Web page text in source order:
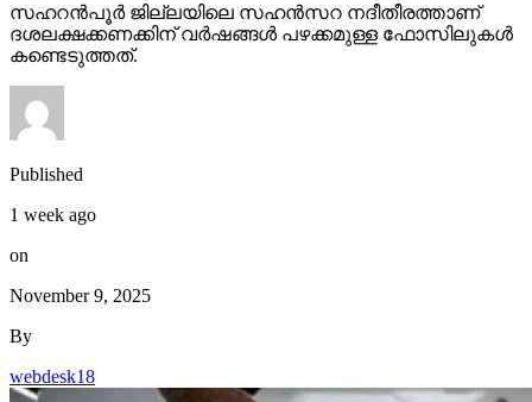
സഹറന്‍പൂര്‍ ജില്ലയിലെ സഹന്‍സറ നദീതീരത്താണ്
ദശലക്ഷക്കണക്കിന് വര്‍ഷങ്ങള്‍ പഴക്കമുള്ള ഫോസിലുകള്‍
കണ്ടെടുത്തത്.
Published
1 week ago
on
November 9, 2025
By
webdesk18